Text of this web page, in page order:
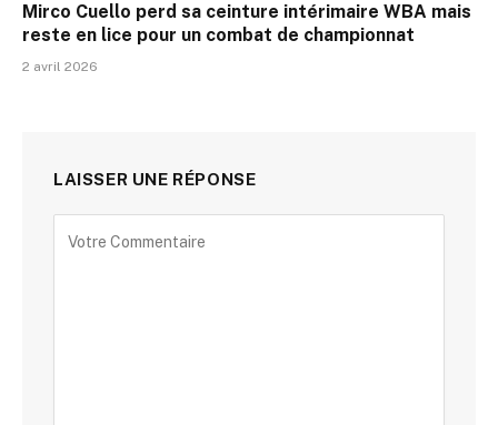
Mirco Cuello perd sa ceinture intérimaire WBA mais
reste en lice pour un combat de championnat
2 avril 2026
LAISSER UNE RÉPONSE